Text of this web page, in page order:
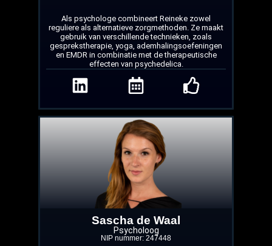
Als psychologe combineert Reineke zowel
reguliere als alternatieve zorgmethoden. Ze maakt
gebruik van verschillende technieken, zoals
gesprekstherapie, yoga, ademhalingsoefeningen
en EMDR in combinatie met de therapeutische
effecten van psychedelica.
Sascha de Waal
Psycholoog
NIP nummer: 247448